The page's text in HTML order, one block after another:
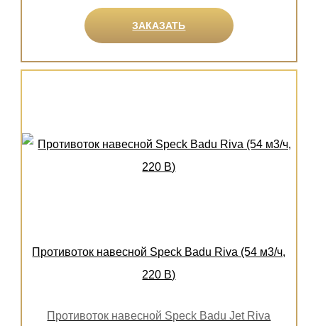
ЗАКАЗАТЬ
Противоток навесной Speck Badu Riva (54 м3/ч,
220 В)
Противоток навесной Speck Badu Jet Riva